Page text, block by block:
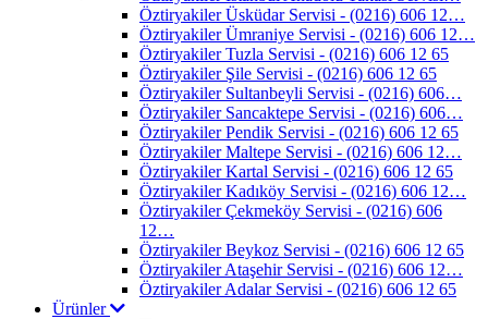
Öztiryakiler Üsküdar Servisi - (0216) 606 12…
Öztiryakiler Ümraniye Servisi - (0216) 606 12…
Öztiryakiler Tuzla Servisi - (0216) 606 12 65
Öztiryakiler Şile Servisi - (0216) 606 12 65
Öztiryakiler Sultanbeyli Servisi - (0216) 606…
Öztiryakiler Sancaktepe Servisi - (0216) 606…
Öztiryakiler Pendik Servisi - (0216) 606 12 65
Öztiryakiler Maltepe Servisi - (0216) 606 12…
Öztiryakiler Kartal Servisi - (0216) 606 12 65
Öztiryakiler Kadıköy Servisi - (0216) 606 12…
Öztiryakiler Çekmeköy Servisi - (0216) 606
12…
Öztiryakiler Beykoz Servisi - (0216) 606 12 65
Öztiryakiler Ataşehir Servisi - (0216) 606 12…
Öztiryakiler Adalar Servisi - (0216) 606 12 65
Ürünler